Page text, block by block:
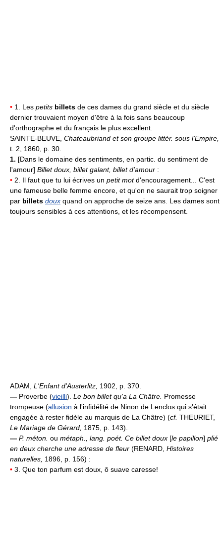
• 1. Les petits billets de ces dames du grand siècle et du siècle
dernier trouvaient moyen d'être à la fois sans beaucoup
d'orthographe et du français le plus excellent.
SAINTE-BEUVE, Chateaubriand et son groupe littér. sous l'Empire,
t. 2, 1860, p. 30.
1. [Dans le domaine des sentiments, en partic. du sentiment de
l'amour] Billet doux, billet galant, billet d'amour :
• 2. Il faut que tu lui écrives un petit motd'encouragement... C'est
une fameuse belle femme encore, et qu'on ne saurait trop soigner
par billets doux quand on approche de seize ans. Les dames sont
toujours sensibles à ces attentions, et les récompensent.
ADAM, L'Enfant d'Austerlitz, 1902, p. 370.
— Proverbe (vieilli). Le bon billet qu'a La Châtre. Promesse
trompeuse (allusion à l'infidélité de Ninon de Lenclos qui s'était
engagée à rester fidèle au marquis de La Châtre) (cf. THEURIET,
Le Mariage de Gérard, 1875, p. 143).
— P. méton. ou métaph., lang. poét. Ce billet doux [le papillon] plié
en deux cherche une adresse de fleur (RENARD, Histoires
naturelles, 1896, p. 156) :
• 3. Que ton parfum est doux, ô suave caresse!